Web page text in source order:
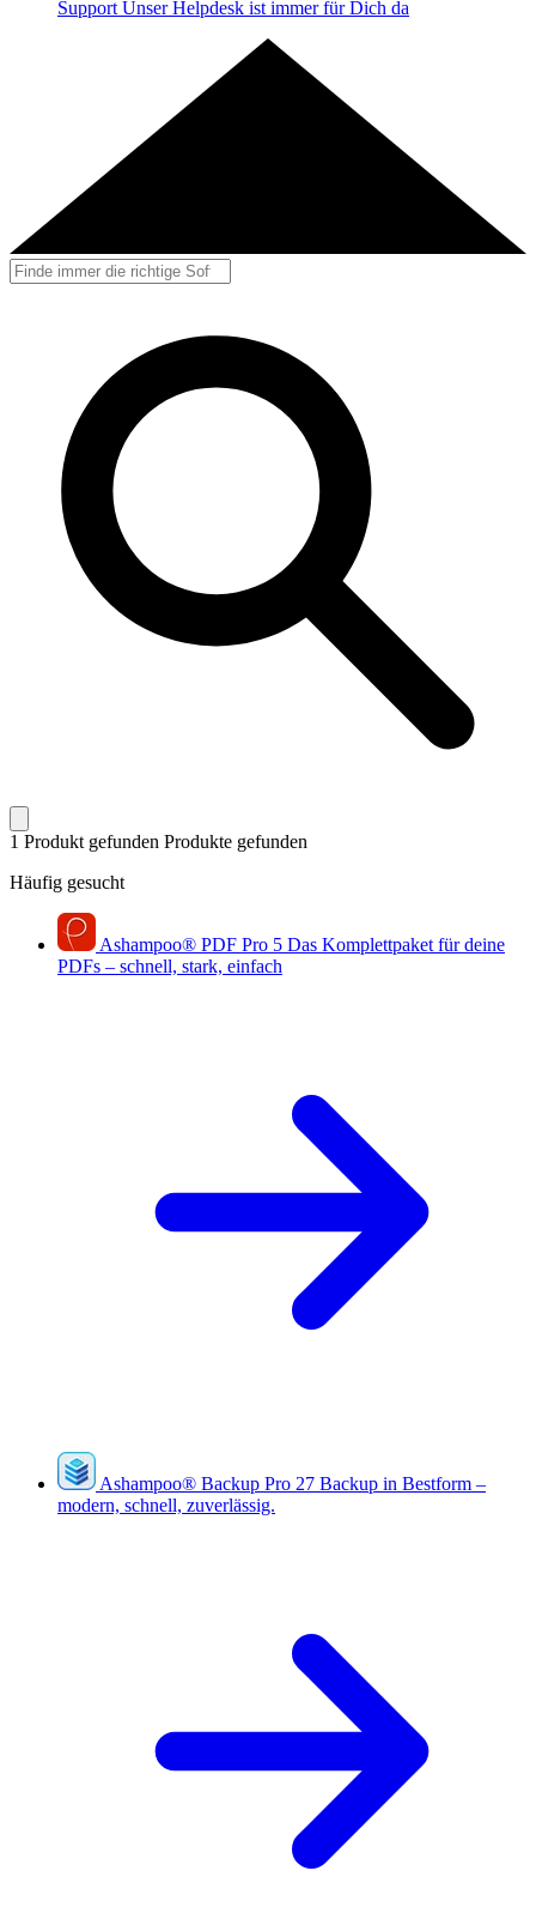
Support Unser Helpdesk ist immer für Dich da
1 Produkt gefunden Produkte gefunden
Häufig gesucht
Ashampoo® PDF Pro 5 Das Komplettpaket für deine
PDFs – schnell, stark, einfach
Ashampoo® Backup Pro 27 Backup in Bestform –
modern, schnell, zuverlässig.